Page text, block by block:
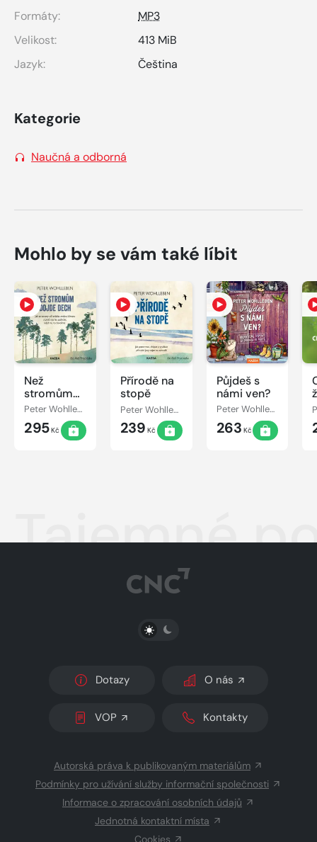
Formáty:
MP3
Velikost:
413 MiB
Jazyk:
Čeština
Kategorie
Naučná a odborná
Mohlo by se vám také líbit
Než
stromům
dojde dechPeter Wohlleben
295Kč
Přírodě na
stopě
Peter Wohlleben
239 Kč
Půjdeš s
námi ven?
Peter Wohlleben
263 Kč
Tajemné
PŘEPNOUT SVĚTLÝ/TMAVÝ REŽIM
Dotazy O nás
VOP Kontakty
Autorská práva k publikovaným materiálům
Podmínky pro užívání služby informační společnosti
Informace o zpracování osobních údajů
Jednotná kontaktní místa
Cookies